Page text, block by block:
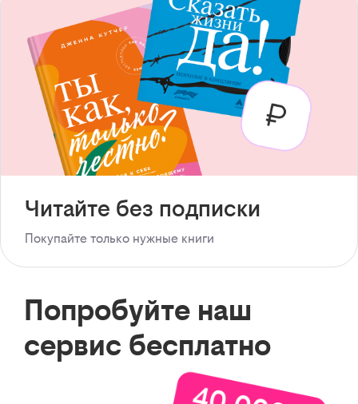
Читайте без подписки
Покупайте только нужные книги
Попробуйте наш
сервис бесплатно